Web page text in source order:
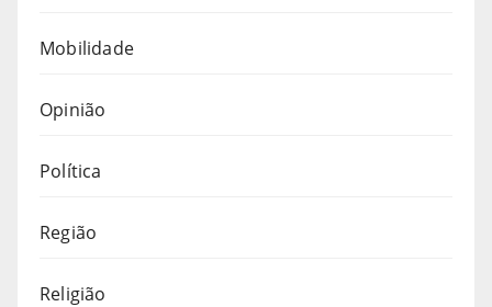
Mobilidade
Opinião
Política
Região
Religião